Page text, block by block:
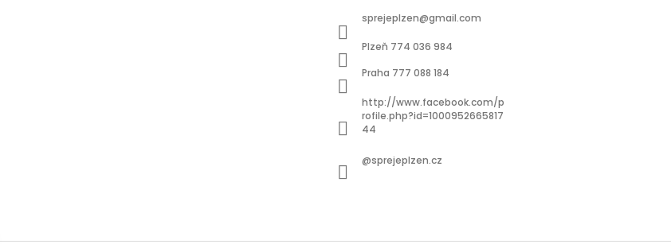
sprejeplzen@gmail.com
Plzeň 774 036 984
Praha 777 088 184
http://www.facebook.com/p
rofile.php?id=1000952665817
44
@sprejeplzen.cz